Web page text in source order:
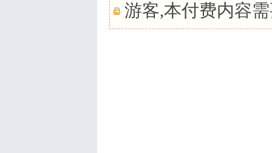
游客,本付费内容